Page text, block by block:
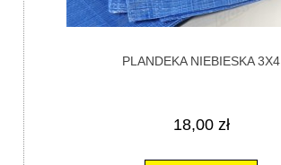
PLANDEKA NIEBIESKA 3X4
18,00 zł